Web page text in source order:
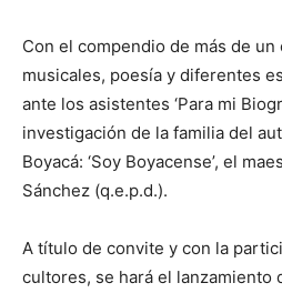
Con el compendio de más de
musicales, poesía y diferentes
ante los asistentes ‘Para mi
investigación de la familia del
Boyacá: ‘Soy Boyacense’, el
Sánchez (q.e.p.d.).
A título de convite y con la
cultores, se hará el lanzamiento